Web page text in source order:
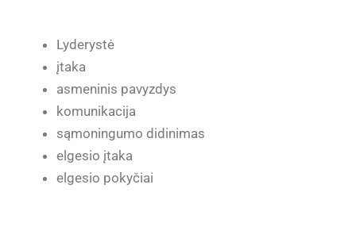
Lyderystė
įtaka
asmeninis pavyzdys
komunikacija
sąmoningumo didinimas
elgesio įtaka
elgesio pokyčiai